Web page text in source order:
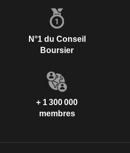
N°1 du Conseil
Boursier
+ 1 300 000
membres